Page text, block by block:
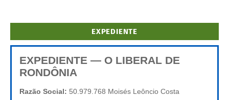
EXPEDIENTE
EXPEDIENTE — O LIBERAL DE
RONDÔNIA
Razão Social: 50.979.768 Moisés Leôncio Costa